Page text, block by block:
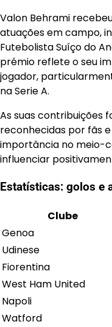
Valon Behrami
atuações em campo,
Futebolista Suíço do
prémio reflete o seu
jogador,
na Serie A.
As suas contribuições
reconhecidas por fãs
importância no meio-
influenciar
Estatísticas: golos e
Clube
Genoa
Udinese
Fiorentina
West Ham United
Napoli
Watford